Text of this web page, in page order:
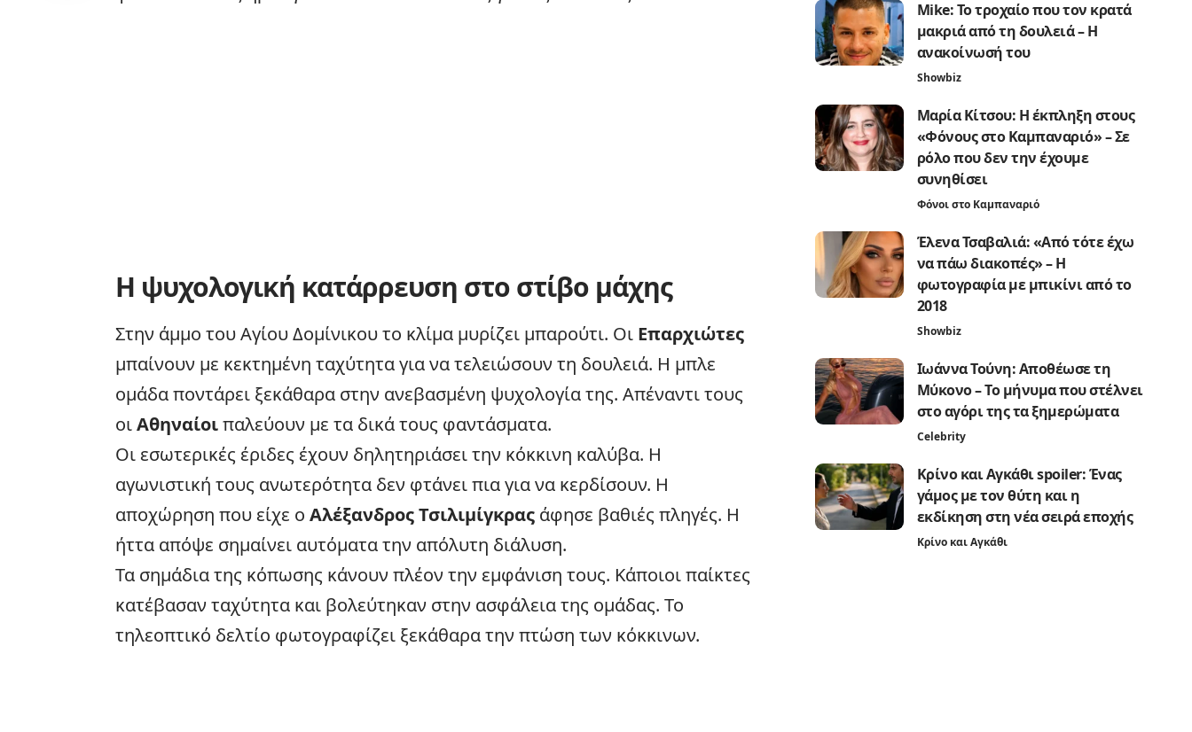
Η ψυχολογική κατάρρευση στο στίβο μάχης
Στην άμμο του Αγίου Δομίνικου το κλίμα μυρίζει μπαρούτι. Οι Επαρχιώτες
μπαίνουν με κεκτημένη ταχύτητα για να τελειώσουν τη δουλειά. Η μπλε
ομάδα ποντάρει ξεκάθαρα στην ανεβασμένη ψυχολογία της. Απέναντι τους
οιΑθηναίοιπαλεύουν με τα δικά τους φαντάσματα.
Οι εσωτερικές έριδες έχουν δηλητηριάσει την κόκκινη καλύβα. Η
αγωνιστική τους ανωτερότητα δεν φτάνει πια για να κερδίσουν. Η
αποχώρηση που είχε ο Αλέξανδρος Τσιλιμίγκρας άφησε βαθιές πληγές. Η
ήττα απόψε σημαίνει αυτόματα την απόλυτη διάλυση.
Τα σημάδια της κόπωσης κάνουν πλέον την εμφάνιση τους. Κάποιοι παίκτες
κατέβασαν ταχύτητα και βολεύτηκαν στην ασφάλεια της ομάδας. Το
τηλεοπτικό δελτίο φωτογραφίζει ξεκάθαρα την πτώση των κόκκινων.
Mike: Το τροχαίο που τον κρατά
μακριά από τη δουλειά – Η
ανακοίνωσή του
Showbiz
Μαρία Κίτσου: Η έκπληξη στους
«Φόνους στο Καμπαναριό» – Σε
ρόλο που δεν την έχουμε
συνηθίσει
Φόνοι στο Καμπαναριό
Έλενα Τσαβαλιά: «Από τότε έχω
να πάω διακοπές» – Η
φωτογραφία με μπικίνι από το
2018
Showbiz
Ιωάννα Τούνη: Αποθέωσε τη
Μύκονο – Το μήνυμα που στέλνει
στο αγόρι της τα ξημερώματα
Celebrity
Κρίνο και Αγκάθι spoiler: Ένας
γάμος με τον θύτη και η
εκδίκηση στη νέα σειρά εποχής
Κρίνο και Αγκάθι